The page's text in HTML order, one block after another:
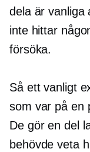
dela är vanliga
inte hittar
försöka.
Så ett vanligt
som var på en
De gör en del
behövde veta